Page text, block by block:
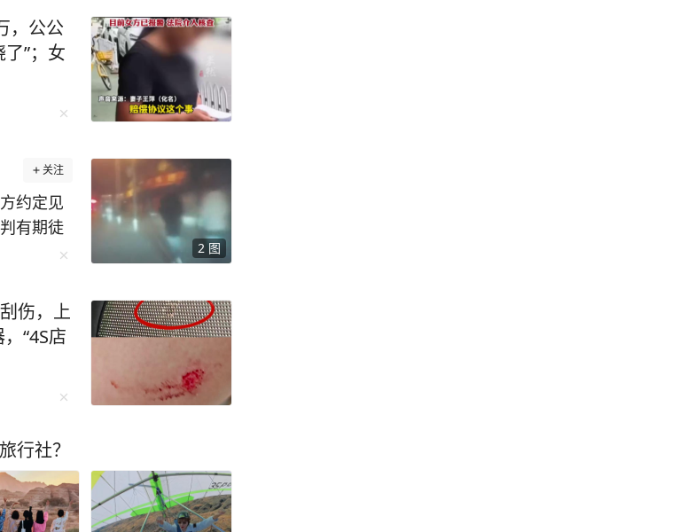
，公公
”；女
2 图
关注
约定见
有期徒
陈宇
了”。
踩得轰
盘，绕
记录仪
附近见
，她又
谦打电
最后是
话。本
伤，上
“4S店
行社？